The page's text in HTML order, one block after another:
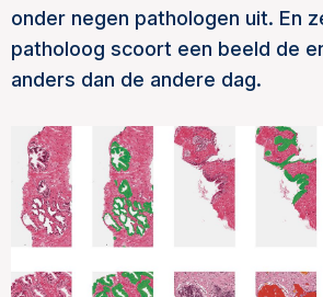
onder negen pathologen uit. En
patholoog scoort een beeld de
anders dan de andere dag.